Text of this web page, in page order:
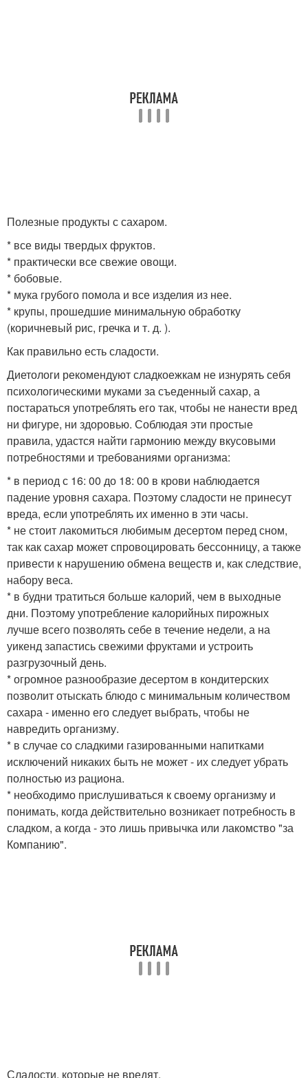
Полезные продукты с сахаром.
* все виды твердых фруктов.
* практически все свежие овощи.
* бобовые.
* мука грубого помола и все изделия из нее.
* крупы, прошедшие минимальную обработку
(коричневый рис, гречка и т. д. ).
Как правильно есть сладости.
Диетологи рекомендуют сладкоежкам не изнурять себя
психологическими муками за съеденный сахар, а
постараться употреблять его так, чтобы не нанести вред
ни фигуре, ни здоровью. Соблюдая эти простые
правила, удастся найти гармонию между вкусовыми
потребностями и требованиями организма:
* в период с 16: 00 до 18: 00 в крови наблюдается
падение уровня сахара. Поэтому сладости не принесут
вреда, если употреблять их именно в эти часы.
* не стоит лакомиться любимым десертом перед сном,
так как сахар может спровоцировать бессонницу, а также
привести к нарушению обмена веществ и, как следствие,
набору веса.
* в будни тратиться больше калорий, чем в выходные
дни. Поэтому употребление калорийных пирожных
лучше всего позволять себе в течение недели, а на
уикенд запастись свежими фруктами и устроить
разгрузочный день.
* огромное разнообразие десертом в кондитерских
позволит отыскать блюдо с минимальным количеством
сахара - именно его следует выбрать, чтобы не
навредить организму.
* в случае со сладкими газированными напитками
исключений никаких быть не может - их следует убрать
полностью из рациона.
* необходимо прислушиваться к своему организму и
понимать, когда действительно возникает потребность в
сладком, а когда - это лишь привычка или лакомство "за
Компанию".
Сладости, которые не вредят.